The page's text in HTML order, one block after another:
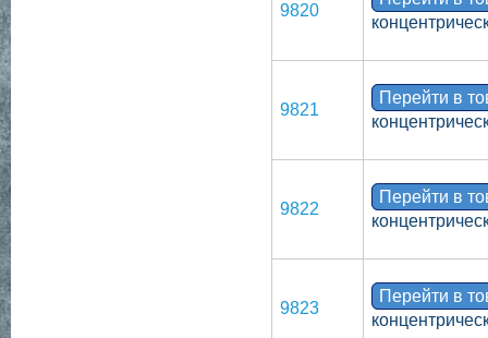
9820
9821
Перейти в
9822
Перейти в
9823
Перейти в